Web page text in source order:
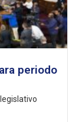
periodo